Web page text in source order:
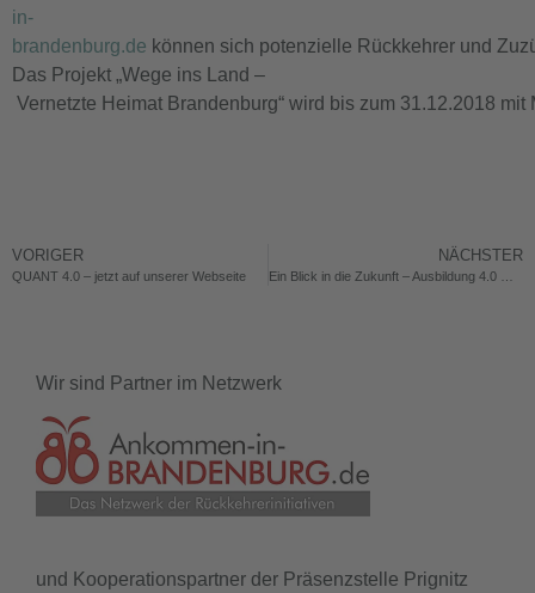
in-
brandenburg.de können sich potenzielle Rückkehrer und
Das Projekt „Wege ins Land –
Vernetzte Heimat Brandenburg“ wird bis zum 31.12.2018
VORIGER
QUANT 4.0 – jetzt auf unserer Webseite
NÄCHSTER
Wir sind Partner im Netzwerk
und Kooperationspartner der Präsenzstelle Prignitz